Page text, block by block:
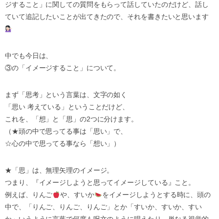
ジすること」に関しての質問をもらって話していたのだけど、話し
ていて追記したいことが出てきたので、それを書きたいと思います
中でも今日は、
③の「イメージすること」について。
まず「思考」という言葉は、文字の如く
「思い 考えている」ということだけど、
これを、「想」と「思」の2つに分けます。
（★頭の中で思ってる事は「思い」で、
☆心の中で思ってる事なら「想い」）
★「思」は、無理矢理のイメージ。
つまり、『イメージしようと思ってイメージしている』こと。
例えば、りんご
や、すいか
をイメージしようとする時に、頭の
中で、「りんご、りんご、りんご」とか「すいか、すいか、すい